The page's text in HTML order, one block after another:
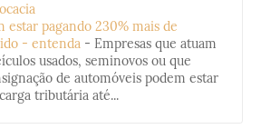
estar pagando 230% mais de
- entenda - Empresas que atuam
usados, seminovos ou que
de automóveis podem estar
tributária até...